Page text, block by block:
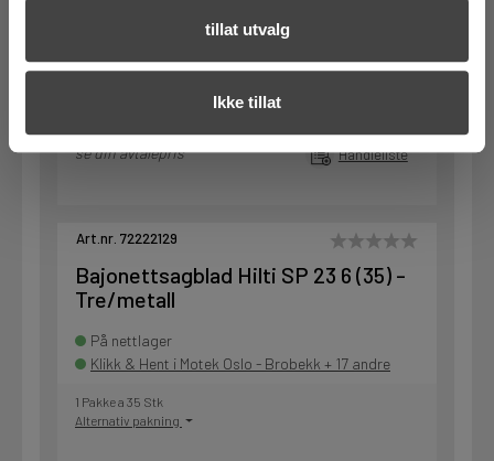
tillat utvalg
Ikke tillat
registrer deg for å
se din avtalepris
Handleliste
Art.nr. 72222129
Bajonettsagblad Hilti SP 23 6 (35) -
Tre/metall
På nettlager
Klikk & Hent i Motek Oslo - Brobekk + 17 andre
1 Pakke a 35 Stk
Alternativ pakning